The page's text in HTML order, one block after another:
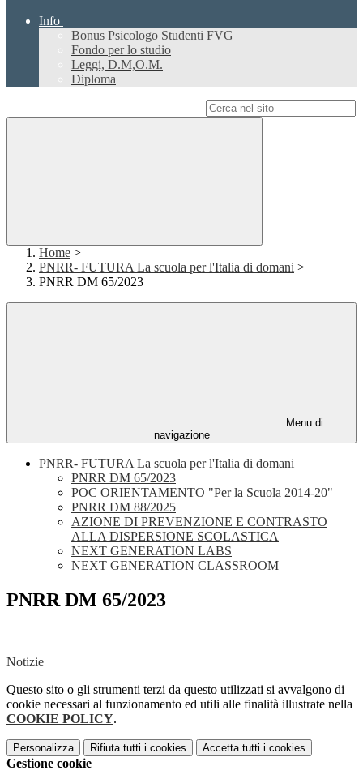
Info
Bonus Psicologo Studenti FVG
Fondo per lo studio
Leggi, D.M,O.M.
Diploma
Home >
PNRR- FUTURA La scuola per l'Italia di domani >
PNRR DM 65/2023
Menu di
navigazione
PNRR- FUTURA La scuola per l'Italia di domani
PNRR DM 65/2023
POC ORIENTAMENTO "Per la Scuola 2014-20"
PNRR DM 88/2025
AZIONE DI PREVENZIONE E CONTRASTO
ALLA DISPERSIONE SCOLASTICA
NEXT GENERATION LABS
NEXT GENERATION CLASSROOM
PNRR DM 65/2023
Notizie
Questo sito o gli strumenti terzi da questo utilizzati si avvalgono di
cookie necessari al funzionamento ed utili alle finalità illustrate nella
COOKIE POLICY.
Personalizza Rifiuta tutti i cookies Accetta tutti i cookies
Gestione cookie